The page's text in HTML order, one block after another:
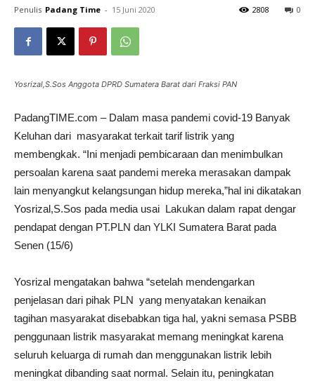
Penulis Padang Time - 15 Juni 2020 0
2808
Yosrizal,S.Sos Anggota DPRD Sumatera Barat dari Fraksi PAN
PadangTIME.com – Dalam masa pandemi covid-19 Banyak
Keluhan dari masyarakat terkait tarif listrik yang
membengkak. “Ini menjadi pembicaraan dan menimbulkan
persoalan karena saat pandemi mereka merasakan dampak
lain menyangkut kelangsungan hidup mereka,”hal ini dikatakan
Yosrizal,S.Sos pada media usai Lakukan dalam rapat dengar
pendapat dengan PT.PLN dan YLKI Sumatera Barat pada
Senen (15/6)
Yosrizal mengatakan bahwa “setelah mendengarkan
penjelasan dari pihak PLN yang menyatakan kenaikan
tagihan masyarakat disebabkan tiga hal, yakni semasa PSBB
penggunaan listrik masyarakat memang meningkat karena
seluruh keluarga di rumah dan menggunakan listrik lebih
meningkat dibanding saat normal. Selain itu, peningkatan